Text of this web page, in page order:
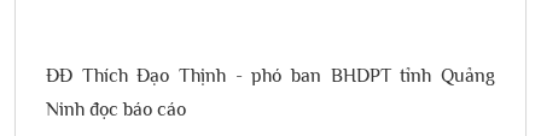
ĐĐ Thích Đạo Thịnh - phó ban BHDPT tỉnh Quảng
Ninh đọc báo cáo